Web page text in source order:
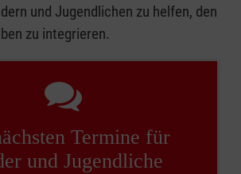
und Jugendlichen zu helfen, den
zu integrieren.
Termine für
und Jugendliche